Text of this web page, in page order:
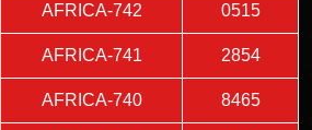
AFRICA-742 0515
AFRICA-741 2854
AFRICA-740 8465